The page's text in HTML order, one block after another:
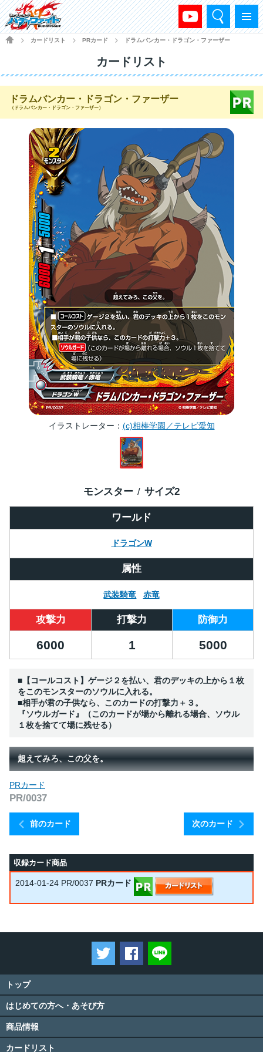
メニュー
検索
HOME
カードリスト PRカード ドラムバンカー・ドラゴン・ファーザー
カードリスト
ドラムバンカー・ドラゴン・ファーザー
（ドラムバンカー・ドラゴン・ファーザー）
イラストレーター (c)相棒学園／テレビ愛知
ワールド
ドラゴンW
モンスター サイズ2
属性
武装騎竜 赤竜
攻撃力 打撃力 防御力
6000 1 5000
■【コールコスト】ゲージ２を払い、君のデッキの上から１枚
をこのモンスターのソウルに入れる。
■相手が君の子供なら、このカードの打撃力＋３。
『ソウルガード』（このカードが場から離れる場合、ソウル
１枚を捨てて場に残せる）
超えてみろ、この父を。
前のカード
PRカード
PR/0037
次のカード
収録カード商品
2014-01-24 PR/0037 PRカード
ツイートするFacebookでシェアする
トップ
はじめての方へ・あそび方
商品情報
カードリスト